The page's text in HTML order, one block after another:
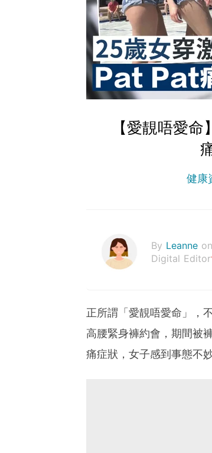
【愛靚唔愛
健康
By Leanne
Digital Editor
正所謂「愛靚唔愛命」，
高腰緊身褲約會，期間被
痛症狀，女子感到事態不